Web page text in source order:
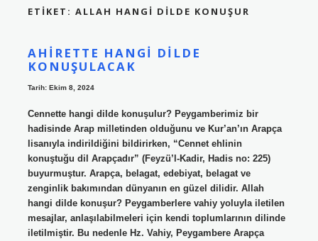
ETIKET: ALLAH HANGI DILDE KONUŞUR
AHIRETTE HANGI DILDE
KONUŞULACAK
Tarih: Ekim 8, 2024
Cennette hangi dilde konuşulur? Peygamberimiz bir
hadisinde Arap milletinden olduğunu ve Kur’an’ın Arapça
lisanıyla indirildiğini bildirirken, “Cennet ehlinin
konuştuğu dil Arapçadır” (Feyzü’l-Kadir, Hadis no: 225)
buyurmuştur. Arapça, belagat, edebiyat, belagat ve
zenginlik bakımından dünyanın en güzel dilidir. Allah
hangi dilde konuşur? Peygamberlere vahiy yoluyla iletilen
mesajlar, anlaşılabilmeleri için kendi toplumlarının dilinde
iletilmiştir. Bu nedenle Hz. Vahiy, Peygambere Arapça